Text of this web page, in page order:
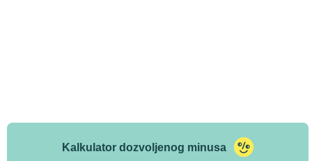
Kalkulator dozvoljenog minusa